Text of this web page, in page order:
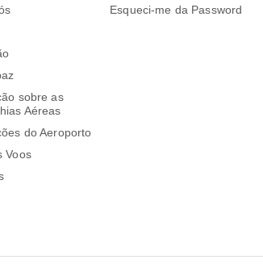
sobre as
Aéreas
do Aeroporto
Voos
Esqueci-me da Password